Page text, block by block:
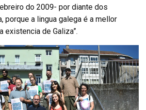
do 2009- por diante dos
porque a lingua galega é a mellor
existencia de Galiza”.